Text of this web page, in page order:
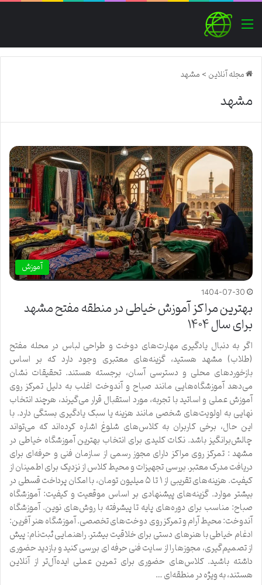
منو
مجله آنلاین>مشهد
مشهد
آموزش
1404-07-30
بهترین مراکز آموزش خیاطی در منطقه مفتح مشهد
برای سال ۱۴۰۴
اگر به دنبال یادگیری مهارت‌های دوخت و طراحی لباس در محله مفتح
(طلاب) مشهد هستید، گزینه‌های معتبری وجود دارد که بر اساس
بازخوردهای محلی و دسترسی آسان، برجسته هستند. تحقیقات نشان
می‌دهد آموزشگاه‌هایی مانند صباح و آندوخت اغلب به دلیل تمرکز روی
آموزش عملی و اساتید با تجربه، مورد استقبال قرار می‌گیرند، هرچند انتخاب
نهایی به اولویت‌های شخصی مانند هزینه یا سبک یادگیری بستگی دارد. با
این حال، برخی کاربران به کلاس‌های شلوغ اشاره کرده‌اند که می‌تواند
چالش‌برانگیز باشد. نکات کلیدی برای انتخاب بهترین آموزشگاه خیاطی در
مشهد : تمرکز روی مراکز دارای مجوز رسمی از سازمان فنی و حرفه‌ای برای
دریافت مدرک معتبر. بررسی تجهیزات و محیط کلاس از نزدیک برای اطمینان از
کیفیت. هزینه‌های تقریبی از ۱ تا ۵ میلیون تومان، با امکان پرداخت قسطی در
بیشتر موارد. گزینه‌های پیشنهادی بر اساس موقعیت و کیفیت: آموزشگاه
صباح: مناسب برای دوره‌های پایه تا پیشرفته با روش‌های نوین. آموزشگاه
آندوخت: محیط آرام و تمرکز روی دوخت‌های تخصصی. آموزشگاه هنر آفرین:
ادغام خیاطی با هنرهای دستی برای خلاقیت بیشتر. راهنمایی ثبت‌نام: پیش
از تصمیم‌گیری، مجوزها را از سایت فنی حرفه ای بررسی کنید و بازدید حضوری
داشته باشید. کلاس‌های حضوری برای تمرین عملی ایده‌آل‌تر از آنلاین
هستند، به ویژه در منطقه‌ای …